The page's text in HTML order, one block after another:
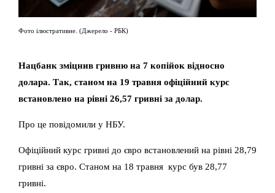
Фото ілюстративне. (Джерело - РБК)
Нацбанк зміцнив гривню на 7 копійок відносно
долара. Так, станом на 19 травня офіційний курс
встановлено на рівні 26,57 гривні за долар.
Про це повідомили у НБУ.
Офіційний курс гривні до євро встановлений на рівні 28,79
гривні за євро. Станом на 18 травня курс був 28,77
гривні.